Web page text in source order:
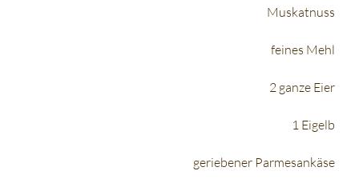
Muskatnuss
feines Mehl
2 ganze Eier
1 Eigelb
geriebener Parmesankäse